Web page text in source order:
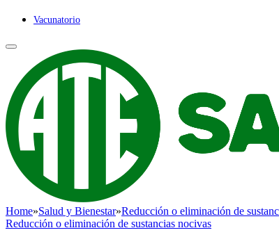
Vacunatorio
Home»Salud y Bienestar»Reducción o eliminación de
Reducción o eliminación de sustancias nocivas